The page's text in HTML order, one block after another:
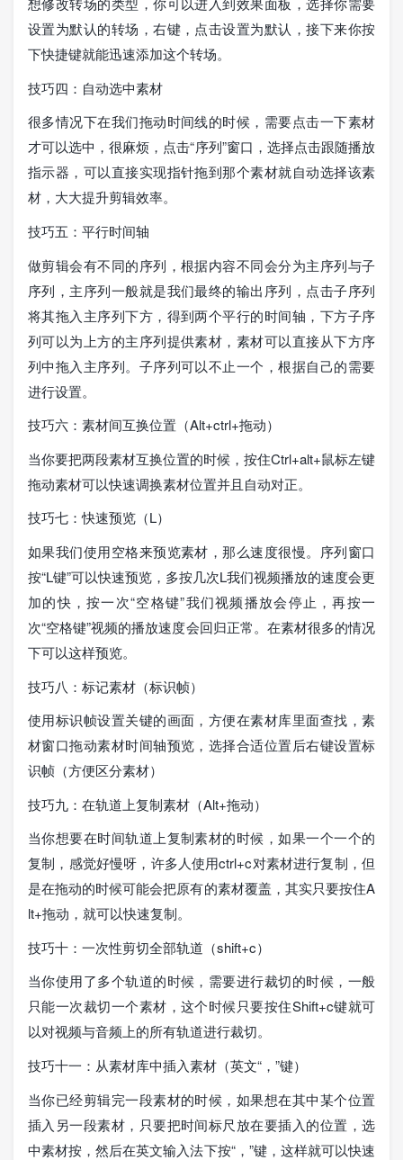
设置为默认的转场，右键，点击设置为默认，接下来你按
下快捷键就能迅速添加这个转场。
技巧四：自动选中素材
很多情况下在我们拖动时间线的时候，需要点击一下素材
才可以选中，很麻烦，点击“序列”窗口，选择点击跟随播放
指示器，可以直接实现指针拖到那个素材就自动选择该素
材，大大提升剪辑效率。
技巧五：平行时间轴
做剪辑会有不同的序列，根据内容不同会分为主序列与子
序列，主序列一般就是我们最终的输出序列，点击子序列
将其拖入主序列下方，得到两个平行的时间轴，下方子序
列可以为上方的主序列提供素材，素材可以直接从下方序
列中拖入主序列。子序列可以不止一个，根据自己的需要
进行设置。
技巧六：素材间互换位置（Alt+ctrl+拖动）
当你要把两段素材互换位置的时候，按住Ctrl+alt+鼠标左键
拖动素材可以快速调换素材位置并且自动对正。
技巧七：快速预览（L）
如果我们使用空格来预览素材，那么速度很慢。序列窗口
按“L键”可以快速预览，多按几次L我们视频播放的速度会更
加的快，按一次“空格键”我们视频播放会停止，再按一
次“空格键”视频的播放速度会回归正常。在素材很多的情况
下可以这样预览。
技巧八：标记素材（标识帧）
使用标识帧设置关键的画面，方便在素材库里面查找，素
材窗口拖动素材时间轴预览，选择合适位置后右键设置标
识帧（方便区分素材）
技巧九：在轨道上复制素材（Alt+拖动）
当你想要在时间轨道上复制素材的时候，如果一个一个的
复制，感觉好慢呀，许多人使用ctrl+c对素材进行复制，但
是在拖动的时候可能会把原有的素材覆盖，其实只要按住A
lt+拖动，就可以快速复制。
技巧十：一次性剪切全部轨道（shift+c）
当你使用了多个轨道的时候，需要进行裁切的时候，一般
只能一次裁切一个素材，这个时候只要按住Shift+c键就可
以对视频与音频上的所有轨道进行裁切。
技巧十一：从素材库中插入素材（英文“，”键）
当你已经剪辑完一段素材的时候，如果想在其中某个位置
插入另一段素材，只要把时间标尺放在要插入的位置，选
中素材按，然后在英文输入法下按“，”键，这样就可以快速